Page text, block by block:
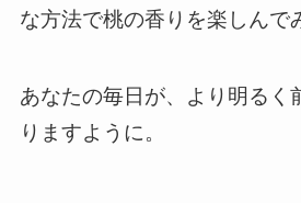
な方法で桃の香りを楽しんで
あなたの毎日が、より明るく
りますように。